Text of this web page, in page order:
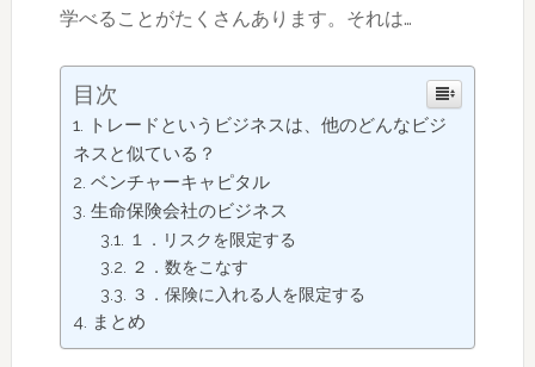
学べることがたくさんあります。それは…
目次
トレードというビジネスは、他のどんなビジ
ネスと似ている？
ベンチャーキャピタル
生命保険会社のビジネス
１．リスクを限定する
２．数をこなす
３．保険に入れる人を限定する
まとめ